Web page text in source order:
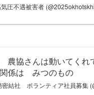
圧不遇被害者
農協さんは動いてくれ
係は みつのもの
結社 ボランティア社員募集